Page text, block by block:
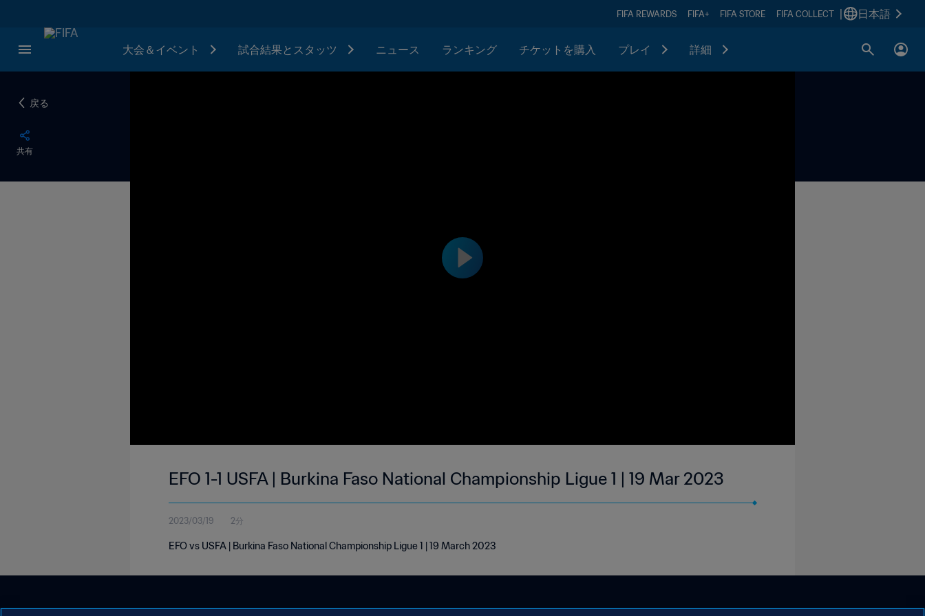
FIFA REWARDS FIFA+ FIFA STORE FIFA COLLECT 日本語
大会＆イベント 試合結果とスタッツ ニュース ランキング チケットを購入 プレイ 詳細
戻る
共有
EFO 1-1 USFA | Burkina Faso National Championship Ligue 1 | 19 Mar 2023
2023/03/19 2分
EFO vs USFA | Burkina Faso National Championship Ligue 1 | 19 March 2023